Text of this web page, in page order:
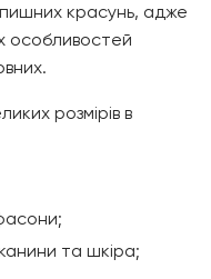
красунь, адже
особливостей
розмірів в
та шкіра;